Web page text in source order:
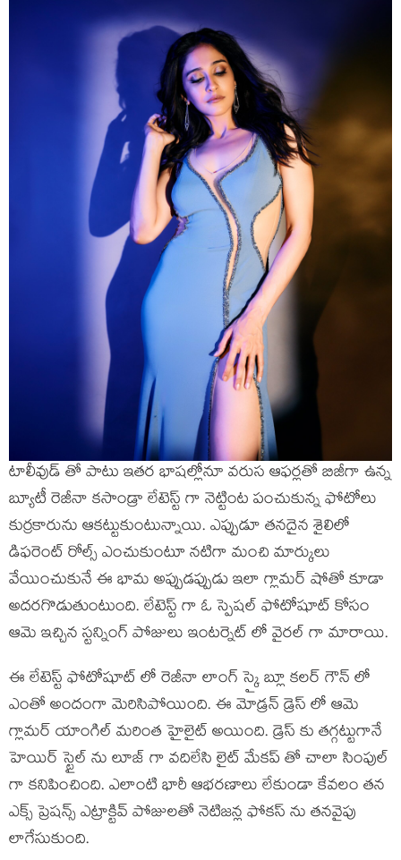
టాలీవుడ్ తో పాటు ఇతర భాషల్లోనూ వరుస ఆఫర్లతో బిజీగా ఉన్న
బ్యూటీ రెజీనా కసాండ్రా లేటెస్ట్ గా నెట్టింట పంచుకున్న ఫోటోలు
కుర్రకారును ఆకట్టుకుంటున్నాయి. ఎప్పుడూ తనదైన శైలిలో
డిఫరెంట్ రోల్స్ ఎంచుకుంటూ నటిగా మంచి మార్కులు
వేయించుకునే ఈ భామ అప్పుడప్పుడు ఇలా గ్లామర్ షోతో కూడా
అదరగొడుతుంటుంది. లేటెస్ట్ గా ఓ స్పెషల్ ఫోటోషూట్ కోసం
ఆమె ఇచ్చిన స్టన్నింగ్ పోజులు ఇంటర్నెట్ లో వైరల్ గా మారాయి.
ఈ లేటెస్ట్ ఫోటోషూట్ లో రెజీనా లాంగ్ స్కై బ్లూ కలర్ గౌన్ లో
ఎంతో అందంగా మెరిసిపోయింది. ఈ మోడ్రన్ డ్రెస్ లో ఆమె
గ్లామర్ యాంగిల్ మరింత హైలైట్ అయింది. డ్రెస్ కు తగ్గట్టుగానే
హెయిర్ స్టైల్ ను లూజ్ గా వదిలేసి లైట్ మేకప్ తో చాలా సింపుల్
గా కనిపించింది. ఎలాంటి భారీ ఆభరణాలు లేకుండా కేవలం తన
ఎక్స్ ప్రెషన్స్ ఎట్రాక్టివ్ పోజులతో నెటిజన్ల ఫోకస్ ను తనవైపు
లాగేసుకుంది.